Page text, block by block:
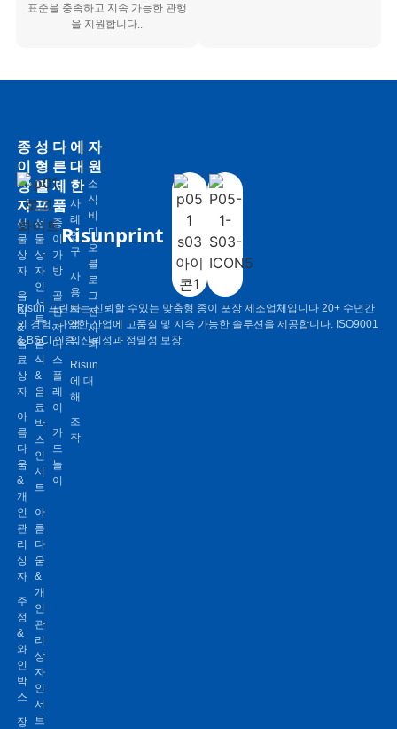
표준을 충족하고 지속 가능한 관행
을 지원합니다..
종
이
상
자
선
물
상
자
음
식
&
음
료
상
자
아
름
다
움
&
개
인
관
리
상
자
주
정
&
와
인
박
스
장
성
형
펄
프
선
물
상
자
인
서
트
음
식
&
음
료
박
스
인
서
트
아
름
다
움
&
개
인
관
리
상
자
인
서
트
다
른
제
품
종
이
가
방
골
판
지
디
스
플
레
이
카
드
놀
이
에
대
한
사
례
연
구
사
용
자
정
의
Risun
에 대
해
조
작
자
원
소
식
비
디
오
블
로
그
전
시
회
Risunprint
Risun 프린트는 신뢰할 수있는 맞춤형 종이 포장 제조업체입니다 20+ 수년간
의 경험, 다양한 산업에 고품질 및 지속 가능한 솔루션을 제공합니다. ISO9001
& BSCI 인증, 신뢰성과 정밀성 보장.